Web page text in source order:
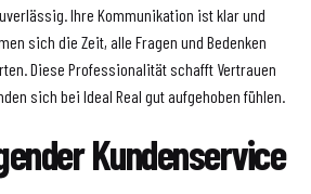
Ihre Kommunikation ist klar und
sich die Zeit, alle Fragen und Bedenken
Diese Professionalität schafft Vertrauen
sich bei Ideal Real gut aufgehoben fühlen.
Kundenservice